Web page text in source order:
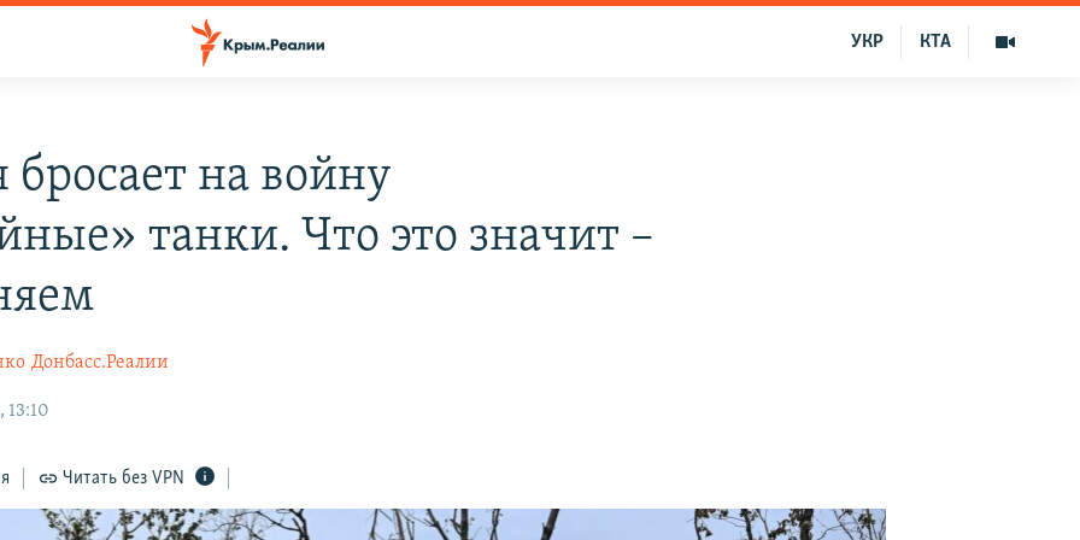
КТА
УКР
бросает на войну
танки. Что это значит –
Донбасс.Реалии
13:10
Читать без VPN